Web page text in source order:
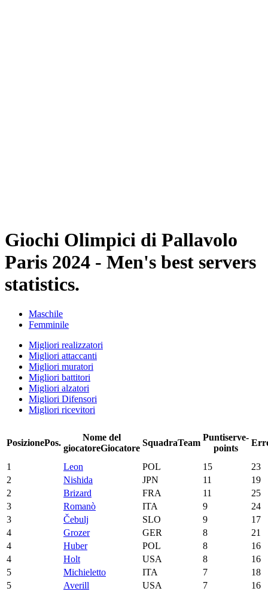
Giochi Olimpici di Pallavolo
Paris 2024 - Men's best servers
statistics.
Maschile
Femminile
Migliori realizzatori
Migliori attaccanti
Migliori muratori
Migliori battitori
Migliori alzatori
Migliori Difensori
Migliori ricevitori
PosizionePos.
Nome del
giocatoreGiocatore
SquadraTeam
Puntiserve-
points
1 Leon POL 15
23
2
Nishida JPN 11
19
2
Brizard FRA 11
25
3
Romanò ITA 9
24
3
Čebulj SLO 9
17
4
Grozer GER 8
21
4
Huber POL 8
16
4
Holt USA 8
16
5
Michieletto ITA 7
18
5
Averill USA 7
16